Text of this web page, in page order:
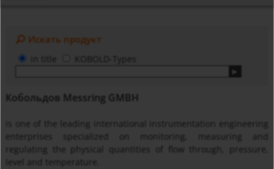
Искать продукт
KOBOLD-Types
Кобольдов Messring GMBH
is one of the leading international instrumentation engineering
enterprises specialized on monitoring, measuring and
regulating the physical quantities of flow through, pressure,
level and temperature.